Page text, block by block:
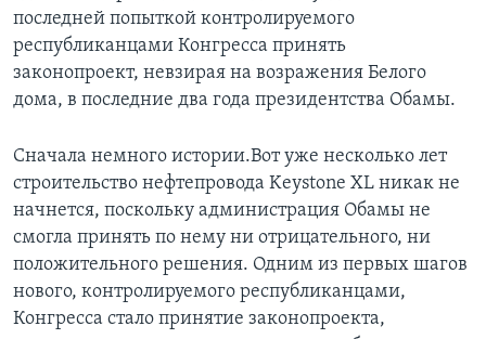
последней попыткой контролируемого
республиканцами Конгресса принять
законопроект, невзирая на возражения Белого
дома, в последние два года президентства Обамы.
Сначала немного истории.Вот уже несколько лет
строительство нефтепровода Keystone XL никак не
начнется, поскольку администрация Обамы не
смогла принять по нему ни отрицательного, ни
положительного решения. Одним из первых шагов
нового, контролируемого республиканцами,
Конгресса стало принятие законопроекта,